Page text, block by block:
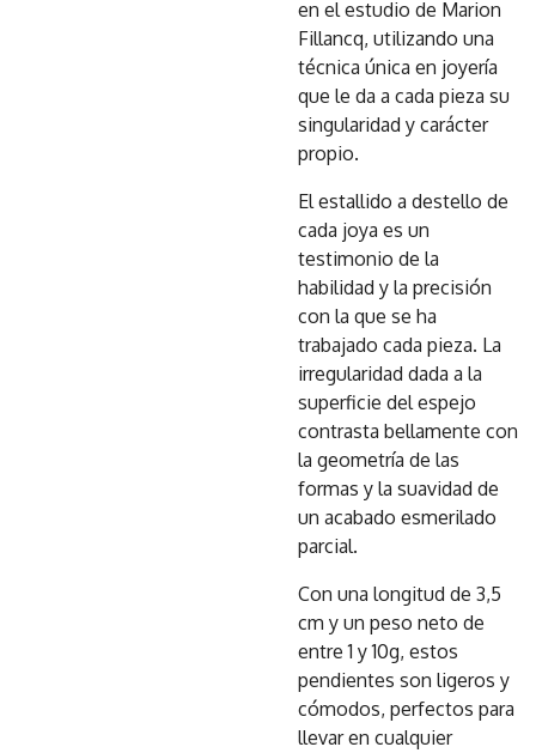
en el estudio de Marion
Fillancq, utilizando una
técnica única en joyería
que le da a cada pieza su
singularidad y carácter
propio.
El estallido a destello de
cada joya es un
testimonio de la
habilidad y la precisión
con la que se ha
trabajado cada pieza. La
irregularidad dada a la
superficie del espejo
contrasta bellamente con
la geometría de las
formas y la suavidad de
un acabado esmerilado
parcial.
Con una longitud de 3,5
cm y un peso neto de
entre 1 y 10g, estos
pendientes son ligeros y
cómodos, perfectos para
llevar en cualquier